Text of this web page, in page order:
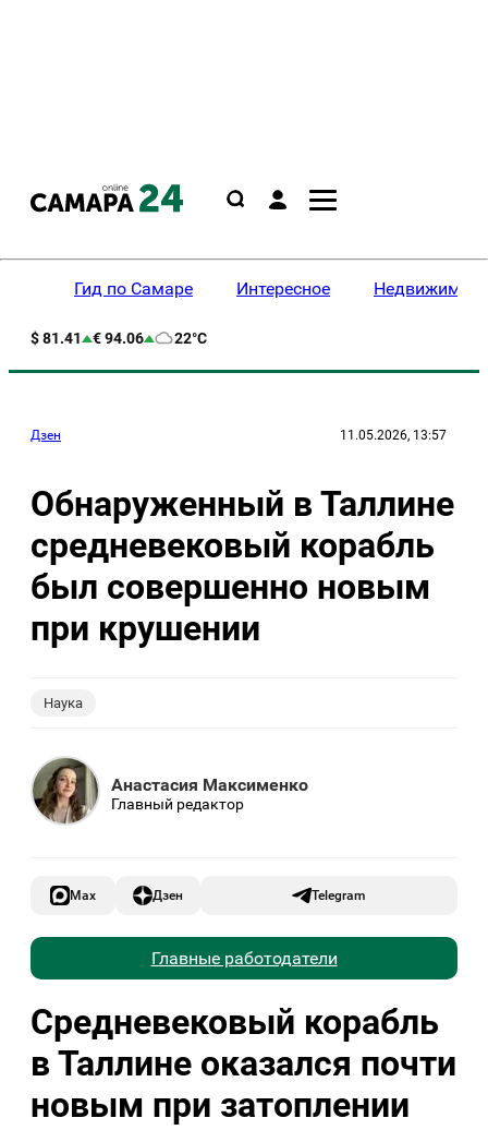
Гид по Самаре Интересное
$ 81.41 € 94.06 22°C
Дзен 11.05.2026, 13:57
Обнаруженный в Таллине
средневековый корабль
был совершенно новым
при крушении
Наука
Анастасия Максименко
Главный редактор
Max Дзен Telegram
Главные работодатели
Средневековый корабль
в Таллине оказался почти
новым при затоплении